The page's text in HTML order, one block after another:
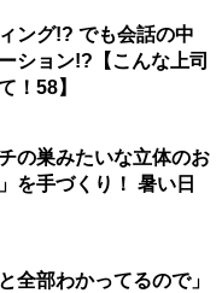
ング!? でも会話の中
ション!?【こんな上司
！58】
の巣みたいな立体のお
を手づくり！ 暑い日
全部わかってるので」